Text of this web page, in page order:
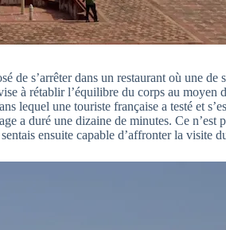
de s’arrêter dans un restaurant où une
à rétablir l’équilibre du corps au
lequel une touriste française a testé et
a duré une dizaine de minutes. Ce
ensuite capable d’affronter la visite